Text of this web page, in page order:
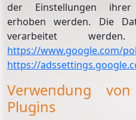
der Einstellungen ihrer
erhoben werden. Die
verarbeitet werden.
https://www.google.com/
https://
Verwendung
Plugins